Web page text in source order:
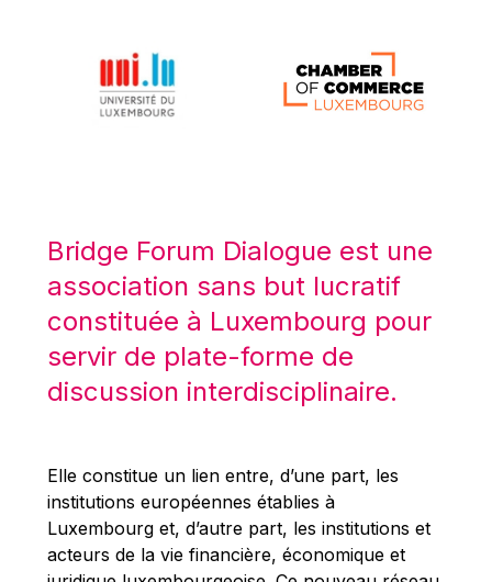
Lucas Papademos
Máire Geoghegan-Quinn
Mario Centeno
Mario Monti
Maroš ŠEFČOVIČ
Martin Bailey
Martine Reicherts
Michael Sohlman
Michel Goedert
Mireille Delmas-Marty
Bridge Forum Dialogue est une
association sans but lucratif
constituée à Luxembourg pour
servir de plate-forme de
discussion interdisciplinaire.
Elle constitue un lien entre, d’une part, les
institutions européennes établies à
Luxembourg et, d’autre part, les institutions et
acteurs de la vie financière, économique et